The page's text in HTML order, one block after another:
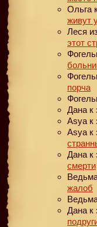
Ольга
живут
Леся
этот
порча
Дана к
Asya к
Asya к
Дана к
смерти
жалоб
Дана к